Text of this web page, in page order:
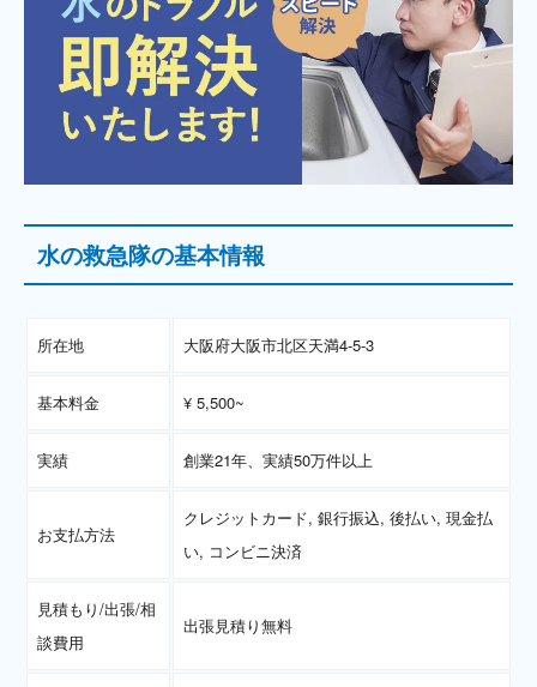
水の救急隊の基本情報
所在地 大阪府大阪市北区天満4-5-3
基本料金 ¥ 5,500~
実績 創業21年、実績50万件以上
お支払方法
クレジットカード, 銀行振込, 後払い, 現金払
い, コンビニ決済
見積もり/出張/相
談費用
出張見積り無料